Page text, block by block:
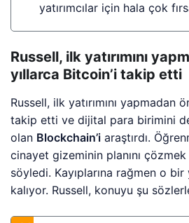
yatırımcılar için hala çok
Russell, ilk yatırımını
yıllarca Bitcoin’i takip etti
Russell, ilk yatırımını yapmadan
takip etti ve dijital para birimini
olan Blockchain’i araştırdı.
cinayet gizeminin planını
söyledi. Kayıplarına rağmen o bir
kalıyor. Russell, konuyu şu